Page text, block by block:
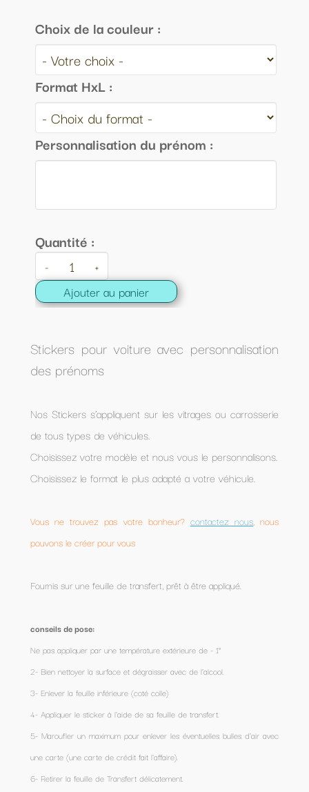
Choix de la couleur :
Format HxL :
Personnalisation du prénom :
Quantité :
- +
Ajouter au panier
Stickers pour voiture avec personnalisation
des prénoms
Nos Stickers s’appliquent sur les vitrages ou carrosserie
de tous types de véhicules.
Choisissez votre modèle et nous vous le personnalisons.
Choisissez le format le plus adapté a votre véhicule.
Vous ne trouvez pas votre bonheur? contactez nous, nous
pouvons le créer pour vous
Fournis sur une feuille de transfert, prêt à être appliqué.
conseils de pose:
Ne pas appliquer par une température extérieure de - 1°
2- Bien nettoyer la surface et dégraisser avec de l’alcool.
3- Enlever la feuille inférieure (coté colle)
4- Appliquer le sticker à l'aide de sa feuille de transfert.
5- Maroufler un maximum pour enlever les éventuelles bulles d'air avec
une carte (une carte de crédit fait l'affaire).
6- Retirer la feuille de Transfert délicatement.